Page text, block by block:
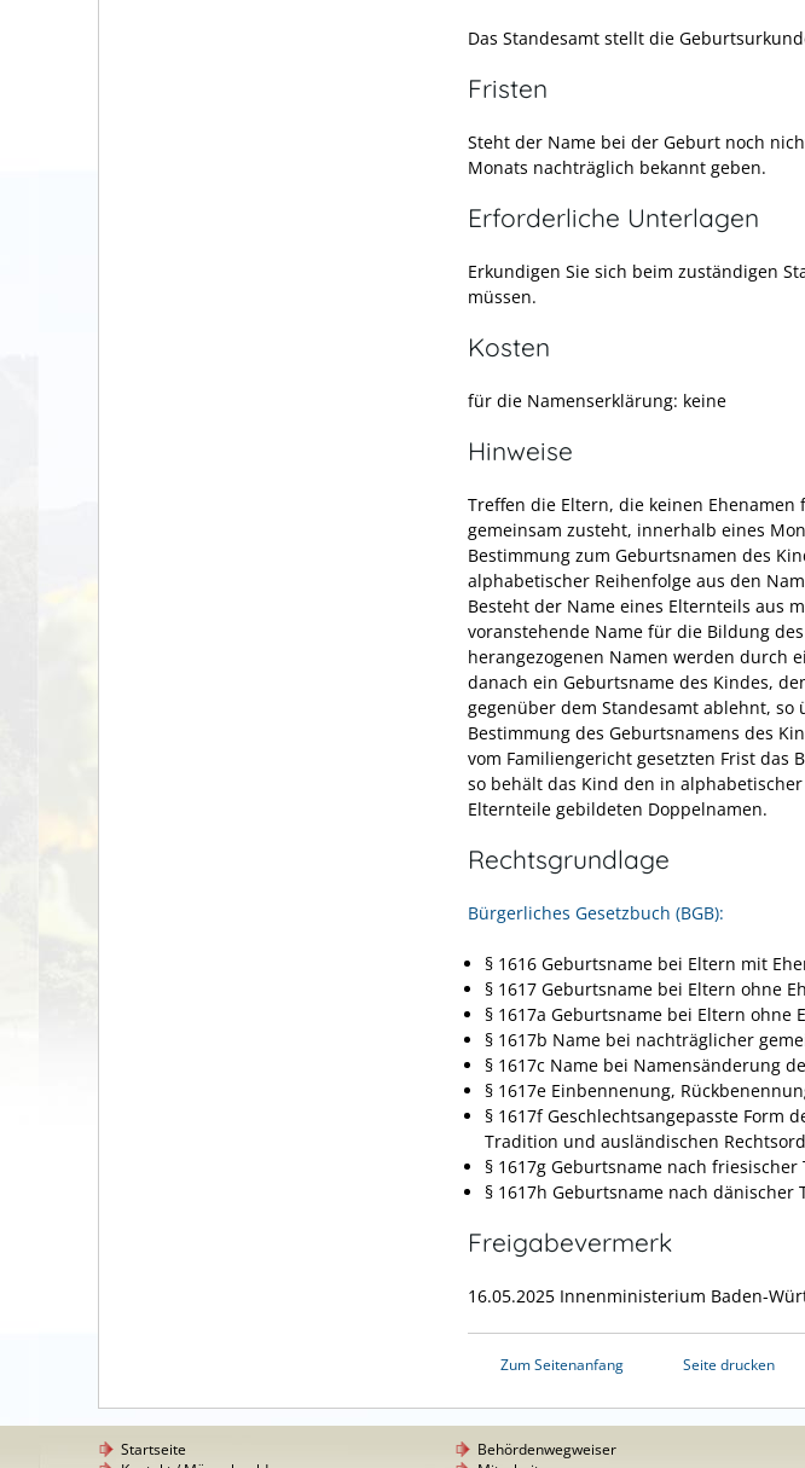
Das Standesamt stellt die
Fristen
Steht der Name bei der Geburt noch
Monats nachträglich bekannt geben.
Erforderliche Unterlagen
Erkundigen Sie sich beim zuständigen
müssen.
Kosten
für die Namenserklärung: keine
Hinweise
Treffen die Eltern, die keinen
gemeinsam zusteht, innerhalb eines
Bestimmung zum Geburtsnamen des
alphabetischer Reihenfolge aus den
Besteht der Name eines Elternteils aus
voranstehende Name für die Bildung
herangezogenen Namen werden durch
danach ein Geburtsname des Kindes,
gegenüber dem Standesamt ablehnt,
Bestimmung des Geburtsnamens des
vom Familiengericht gesetzten Frist das
so behält das Kind den in
Elternteile gebildeten Doppelnamen.
Rechtsgrundlage
Bürgerliches Gesetzbuch (BGB):
§ 1616 Geburtsname bei Eltern mit
§ 1617 Geburtsname bei Eltern ohne
§ 1617a Geburtsname bei Eltern ohne
§ 1617b Name bei nachträglicher
§ 1617c Name bei Namensänderung
§ 1617e Einbennenung,
§ 1617f Geschlechtsangepasste Form
Tradition und ausländischen
§ 1617g Geburtsname nach friesischer
§ 1617h Geburtsname nach dänischer
Freigabevermerk
16.05.2025 Innenministerium Baden-
Zum Seitenanfang Seite drucken
Startseite
Behördenwegweiser